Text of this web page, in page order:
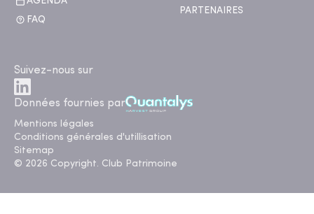
FAQ
PARTENAIRES
Suivez-nous sur
Données fournies par
Mentions légales
Conditions générales d'utillisation
Sitemap
© 2026 Copyright. Club Patrimoine